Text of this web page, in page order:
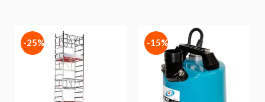
-25% -15%